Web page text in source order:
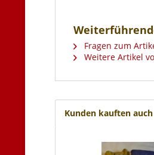
Fragen zum
Weitere Artikel
Kunden kauften auch